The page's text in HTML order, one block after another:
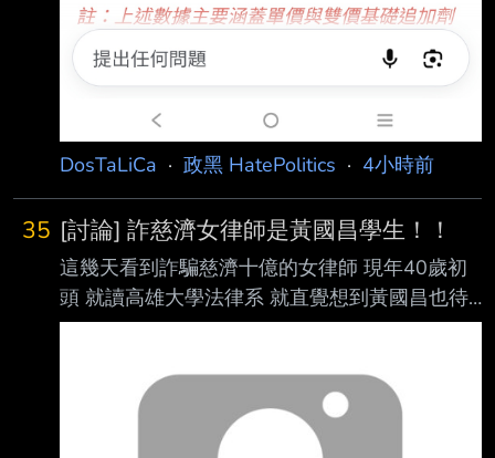
DosTaLiCa · 政黑 HatePolitics · 4小時前
35 [討論] 詐慈濟女律師是黃國昌學生！！
這幾天看到詐騙慈濟十億的女律師 現年40歲初
頭 就讀高雄大學法律系 就直覺想到黃國昌也待
過 時間還很吻合 好奇黃國昌會怎麼評論 結果剛